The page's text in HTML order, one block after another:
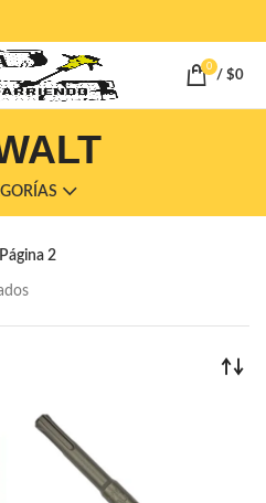
0
/ $0
Página 2